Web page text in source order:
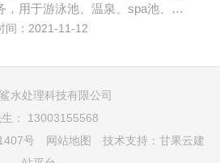
，用于游泳池、温泉、spa池、…
间：2021-11-12
鲨水处理科技有限公司
： 13003155568
号 网站地图 技术支持：甘果云建